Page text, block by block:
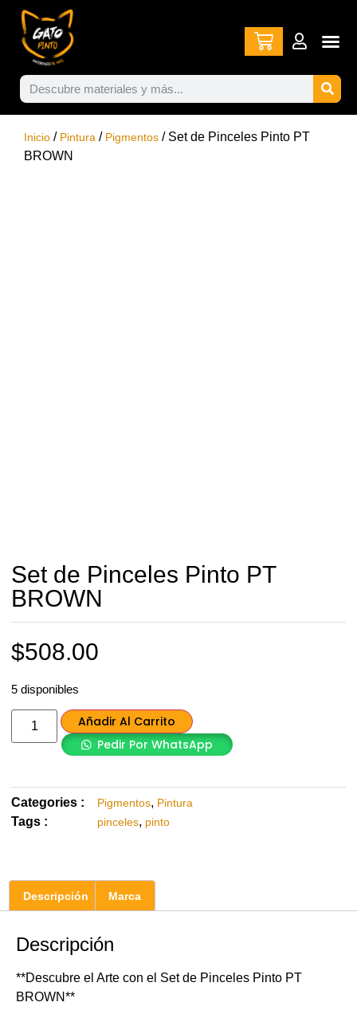
Inicio / Pintura / Pigmentos / Set de Pinceles Pinto PT
BROWN
Set de Pinceles Pinto PT
BROWN
$508.00
5 disponibles
Añadir Al Carrito
Pedir Por WhatsApp
Categories : Pigmentos, Pintura
Tags : pinceles, pinto
Descripción Marca
Descripción
**Descubre el Arte con el Set de Pinceles Pinto PT
BROWN**